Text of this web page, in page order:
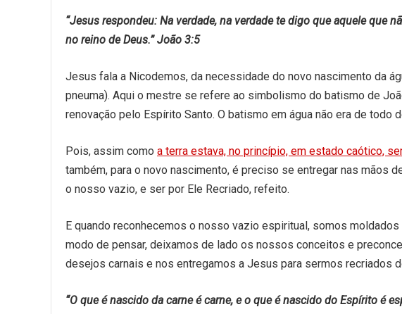
“Jesus respondeu: Na verdade, na verdade te digo que aquele que
no reino de Deus.” João 3:5
Jesus fala a Nicodemos, da necessidade do novo nascimento da
pneuma). Aqui o mestre se refere ao simbolismo do batismo de
renovação pelo Espírito Santo. O batismo em água não era de todo
Pois, assim como a terra estava, no princípio, em estado caótico,
também, para o novo nascimento, é preciso se entregar nas mãos
o nosso vazio, e ser por Ele Recriado, refeito.
E quando reconhecemos o nosso vazio espiritual, somos
modo de pensar, deixamos de lado os nossos conceitos e
desejos carnais e nos entregamos a Jesus para sermos recriados
“O que é nascido da carne é carne, e o que é nascido do Espírito é